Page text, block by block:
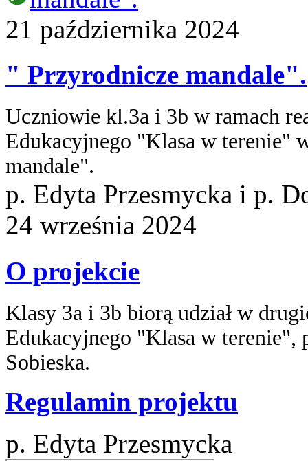
21 października 2024
" Przyrodnicze mandale".
Uczniowie kl.3a i 3b w ramach
Edukacyjnego "Klasa w terenie"
mandale".
p. Edyta Przesmycka i p.
24 września 2024
O projekcie
Klasy 3a i 3b biorą udział w
Edukacyjnego "Klasa w terenie",
Sobieska.
Regulamin projektu
p. Edyta Przesmycka